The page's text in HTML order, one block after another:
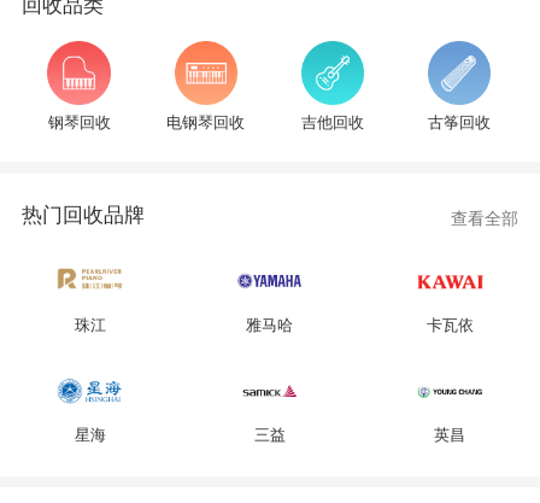
回收品类
钢琴回收 电钢琴回收 吉他回收 古筝回收
热门回收品牌 查看全部
珠江 雅马哈 卡瓦依
星海 三益 英昌